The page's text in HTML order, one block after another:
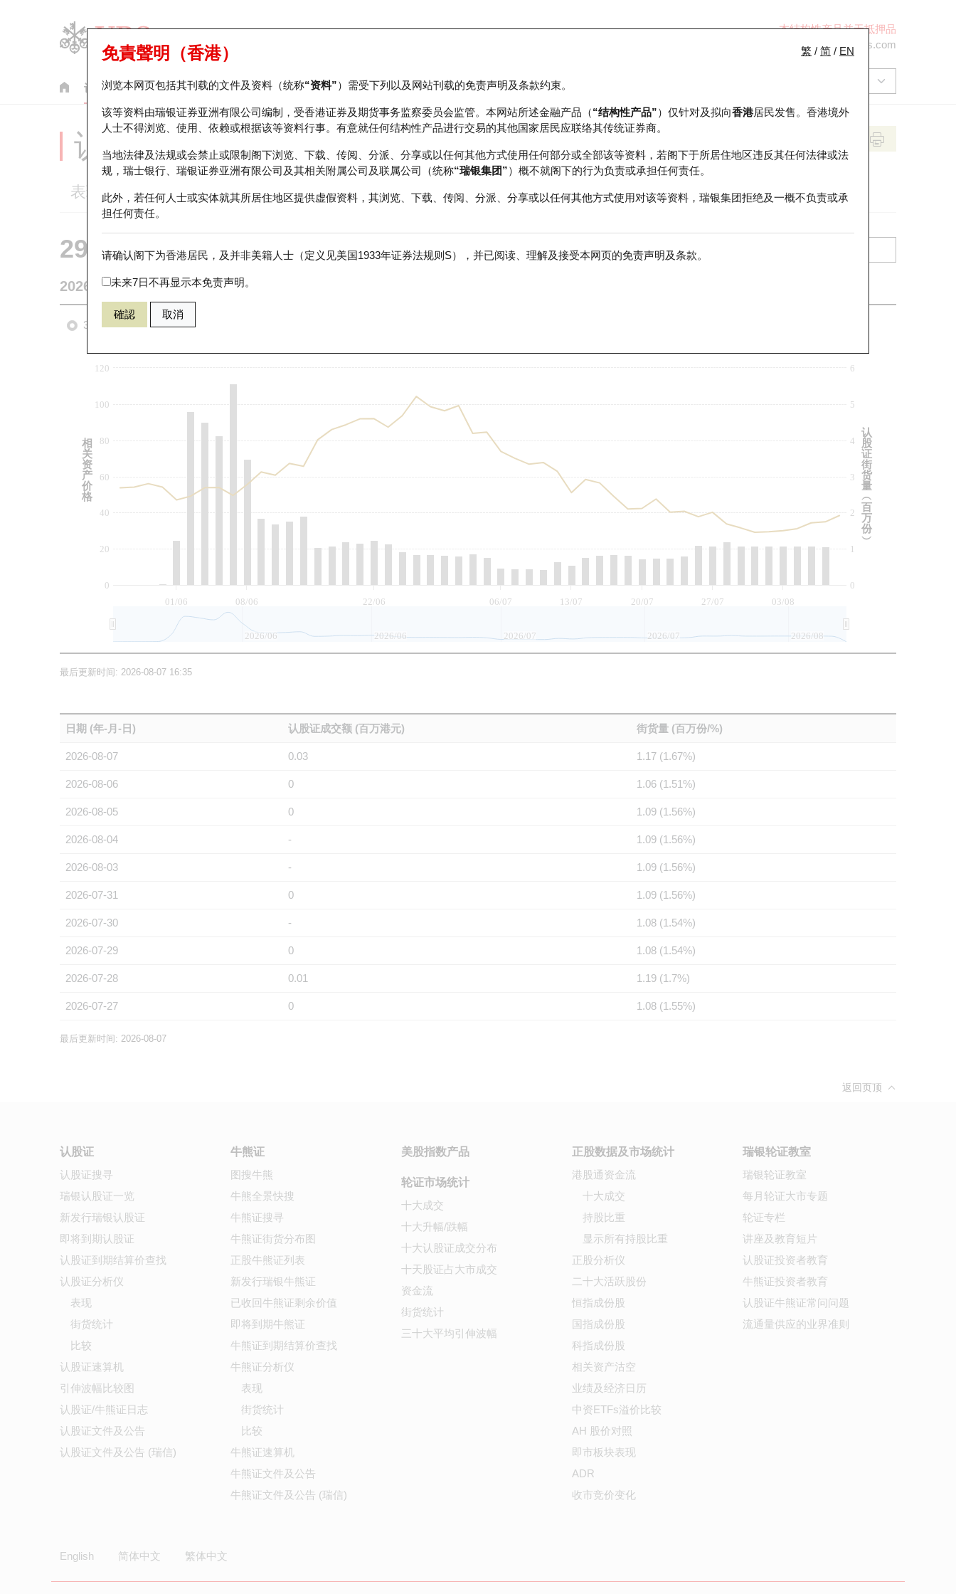
本结构性产品并无抵押品
ol-hkwarrants@ubs.com
认股证 牛熊证 美股指数产品 轮证市场统计 正股数据及市场统计 瑞银轮证教室
繁 / 简 / EN
免責聲明（香港）
浏览本网页包括其刊载的文件及资料（统称“资料”）需受下列以及网站刊载的免责声明及条款约束。
该等资料由瑞银证券亚洲有限公司编制，受香港证券及期货事务监察委员会监管。本网站所述金融产品（“结构性产品”）仅针对及拟向香港居民发售。香港境外
人士不得浏览、使用、依赖或根据该等资料行事。有意就任何结构性产品进行交易的其他国家居民应联络其传统证券商。
当地法律及法规或会禁止或限制阁下浏览、下载、传阅、分派、分享或以任何其他方式使用任何部分或全部该等资料，若阁下于所居住地区违反其任何法律或法
规，瑞士银行、瑞银证券亚洲有限公司及其相关附属公司及联属公司（统称“瑞银集团”）概不就阁下的行为负责或承担任何责任。
此外，若任何人士或实体就其所居住地区提供虚假资料，其浏览、下载、传阅、分派、分享或以任何其他方式使用对该等资料，瑞银集团拒绝及一概不负责或承
担任何责任。
请确认阁下为香港居民，及并非美籍人士（定义见美国1933年证券法规则S），并已阅读、理解及接受本网页的免责声明及条款。
未来7日不再显示本免责声明。
確認 取消
认股证分析仪
表现 街货统计 比较
29594 瑞银认购 1888 建滔积层板
2026-08-07 相关资产价格 38.36
3个月 6个月
01/06 08/06 22/06 06/07 13/07 20/07 27/07 03/08
0
1
2
3
4
5
6
0
20
40
60
80
100
120
2026/06 2026/06 2026/07 2026/07 2026/08
认
股
证
街
货
量
︵
百
万
份
︶
相
关
资
产
价
格
最后更新时间: 2026-08-07 16:35
日期 (年-月-日) 认股证成交额 (百万港元) 街货量 (百万份/%)
2026-08-07 0.03 1.17 (1.67%)
2026-08-06 0 1.06 (1.51%)
2026-08-05 0 1.09 (1.56%)
2026-08-04 - 1.09 (1.56%)
2026-08-03 - 1.09 (1.56%)
2026-07-31 0 1.09 (1.56%)
2026-07-30 - 1.08 (1.54%)
2026-07-29 0 1.08 (1.54%)
2026-07-28 0.01 1.19 (1.7%)
2026-07-27 0 1.08 (1.55%)
最后更新时间: 2026-08-07
返回页顶
认股证
认股证搜寻
瑞银认股证一览
新发行瑞银认股证
即将到期认股证
认股证到期结算价查找
认股证分析仪
表现
街货统计
比较
认股证速算机
引伸波幅比较图
认股证/牛熊证日志
认股证文件及公告
认股证文件及公告 (瑞信)
牛熊证
图搜牛熊
牛熊全景快搜
牛熊证搜寻
牛熊证街货分布图
正股牛熊证列表
新发行瑞银牛熊证
已收回牛熊证剩余价值
即将到期牛熊证
牛熊证到期结算价查找
牛熊证分析仪
表现
街货统计
比较
牛熊证速算机
牛熊证文件及公告
牛熊证文件及公告 (瑞信)
美股指数产品
轮证市场统计
十大成交
十大升幅/跌幅
十大认股证成交分布
十天股证占大市成交
资金流
街货统计
三十大平均引伸波幅
正股数据及市场统计
港股通资金流
十大成交
持股比重
显示所有持股比重
正股分析仪
二十大活跃股份
恒指成份股
国指成份股
科指成份股
相关资产沽空
业绩及经济日历
中资ETFs溢价比较
AH 股价对照
即市板块表现
ADR
收市竞价变化
瑞银轮证教室
瑞银轮证教室
每月轮证大市专题
轮证专栏
讲座及教育短片
认股证投资者教育
牛熊证投资者教育
认股证牛熊证常问问题
流通量供应的业界准则
English 简体中文 繁体中文